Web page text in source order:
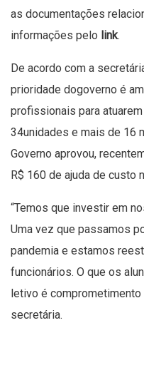
as documentações
informações pelo link.
De acordo com a
prioridade dogoverno é
profissionais para
34unidades e mais de 16
Governo aprovou,
R$ 160 de ajuda de custo
“Temos que investir em
Uma vez que passamos
pandemia e estamos
funcionários. O que os
letivo é comprometimento
secretária.